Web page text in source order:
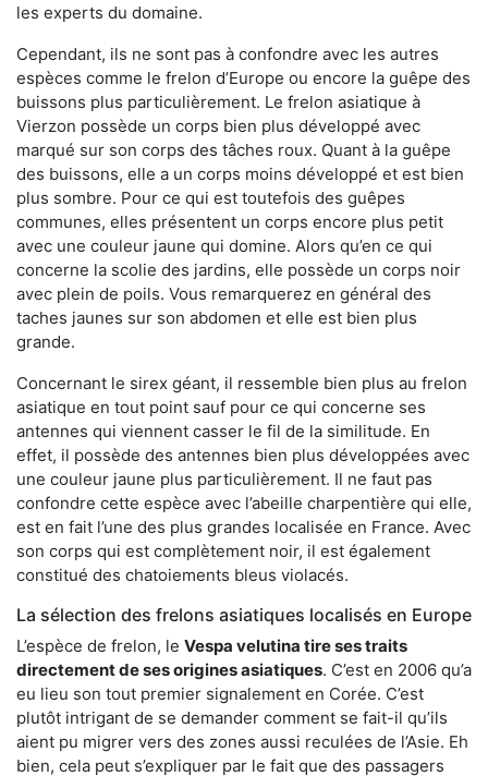
les experts du domaine.
Cependant, ils ne sont pas à confondre avec les autres
espèces comme le frelon d’Europe ou encore la guêpe des
buissons plus particulièrement. Le frelon asiatique à
Vierzon possède un corps bien plus développé avec
marqué sur son corps des tâches roux. Quant à la guêpe
des buissons, elle a un corps moins développé et est bien
plus sombre. Pour ce qui est toutefois des guêpes
communes, elles présentent un corps encore plus petit
avec une couleur jaune qui domine. Alors qu’en ce qui
concerne la scolie des jardins, elle possède un corps noir
avec plein de poils. Vous remarquerez en général des
taches jaunes sur son abdomen et elle est bien plus
grande.
Concernant le sirex géant, il ressemble bien plus au frelon
asiatique en tout point sauf pour ce qui concerne ses
antennes qui viennent casser le fil de la similitude. En
effet, il possède des antennes bien plus développées avec
une couleur jaune plus particulièrement. Il ne faut pas
confondre cette espèce avec l’abeille charpentière qui elle,
est en fait l’une des plus grandes localisée en France. Avec
son corps qui est complètement noir, il est également
constitué des chatoiements bleus violacés.
La sélection des frelons asiatiques localisés en Europe
L’espèce de frelon, le Vespa velutina tire ses traits
directement de ses origines asiatiques. C’est en 2006 qu’a
eu lieu son tout premier signalement en Corée. C’est
plutôt intrigant de se demander comment se fait-il qu’ils
aient pu migrer vers des zones aussi reculées de l’Asie. Eh
bien, cela peut s’expliquer par le fait que des passagers